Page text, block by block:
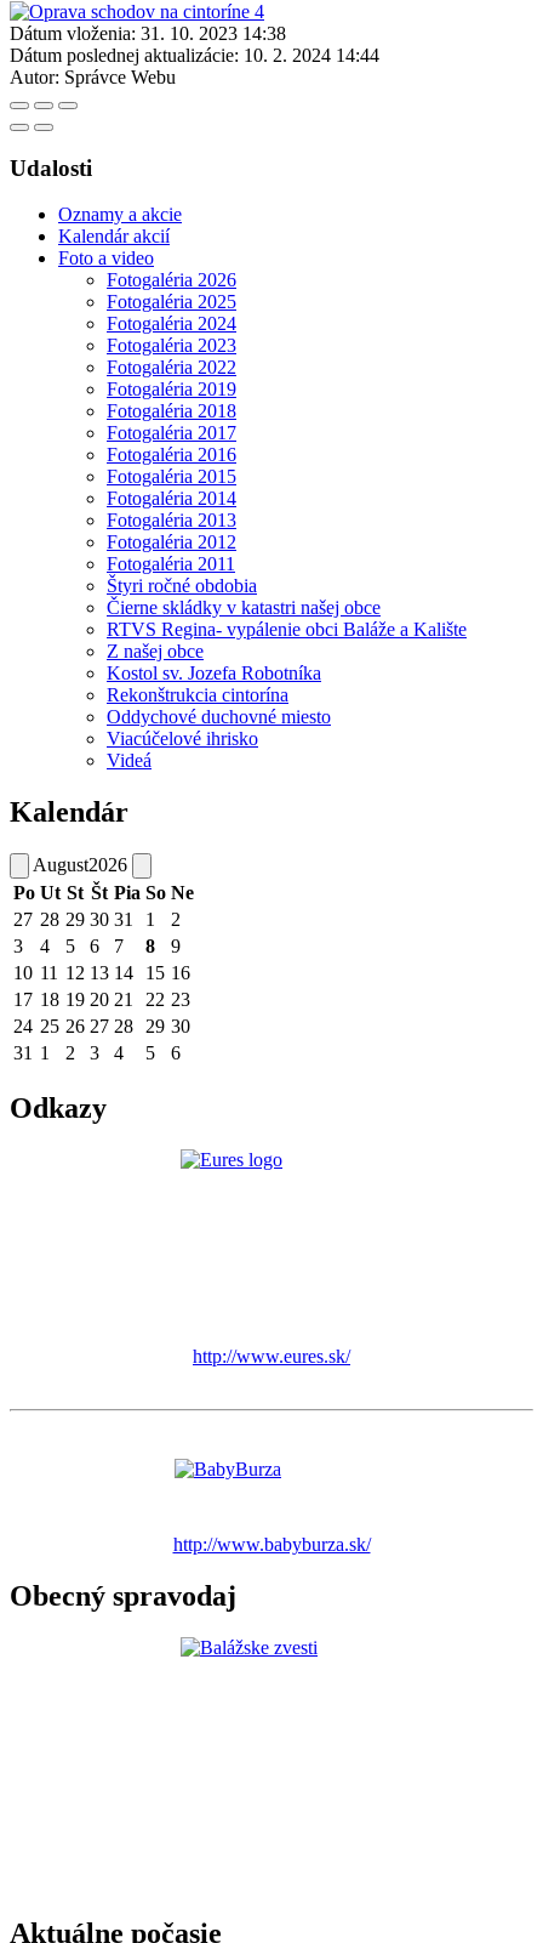
Dátum vloženia: 31. 10. 2023 14:38
Dátum poslednej aktualizácie: 10. 2. 2024 14:44
Autor: Správce Webu
Udalosti
Oznamy a akcie
Kalendár akcií
Foto a video
Fotogaléria 2026
Fotogaléria 2025
Fotogaléria 2024
Fotogaléria 2023
Fotogaléria 2022
Fotogaléria 2019
Fotogaléria 2018
Fotogaléria 2017
Fotogaléria 2016
Fotogaléria 2015
Fotogaléria 2014
Fotogaléria 2013
Fotogaléria 2012
Fotogaléria 2011
Štyri ročné obdobia
Čierne skládky v katastri našej obce
RTVS Regina- vypálenie obci Baláže a Kalište
Z našej obce
Kostol sv. Jozefa Robotníka
Rekonštrukcia cintorína
Oddychové duchovné miesto
Viacúčelové ihrisko
Videá
Kalendár
August2026
Po Ut St Št Pia So Ne
27 28 29 30 31 1
2
3
4 5 6 7 8
9
10 11 12 13 14 15 16
17 18 19 20 21 22 23
24 25 26 27 28 29 30
31 1 2 3 4 5 6
Odkazy
http://www.eures.sk/
http://www.babyburza.sk/
Obecný spravodaj
Aktuálne počasie